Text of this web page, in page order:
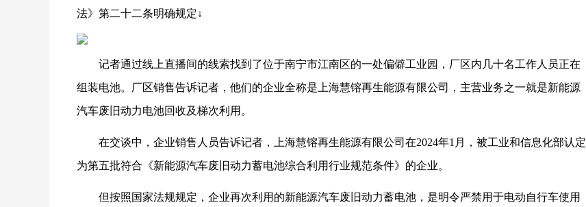
法》第二十二条明确规定↓
记者通过线上直播间的线索找到了位于南宁市江南区的一处偏僻工业园，厂区内几十名工作人员正在
组装电池。厂区销售告诉记者，他们的企业全称是上海慧镕再生能源有限公司，主营业务之一就是新能源
汽车废旧动力电池回收及梯次利用。
在交谈中，企业销售人员告诉记者，上海慧镕再生能源有限公司在2024年1月，被工业和信息化部认定
为第五批符合《新能源汽车废旧动力蓄电池综合利用行业规范条件》的企业。
但按照国家法规规定， 企业再次利用的新能源汽车废旧动力蓄电池，是明令严禁用于电动自行车使用